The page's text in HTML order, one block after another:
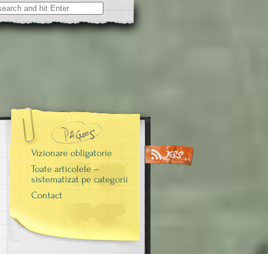
Vizionare obligatorie
Toate articolele –
sistematizat pe categorii
Contact